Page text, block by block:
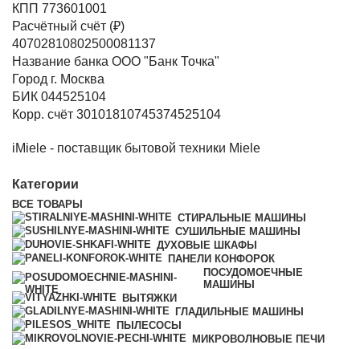
КПП 773601001
Расчётный счёт (₽)
40702810802500081137
Название банка ООО "Банк Точка"
Город г. Москва
БИК 044525104
Корр. счёт 30101810745374525104
iMiele - поставщик бытовой техники Miele
Категории
ВСЕ ТОВАРЫ
СТИРАЛЬНЫЕ МАШИНЫ
СУШИЛЬНЫЕ МАШИНЫ
ДУХОВЫЕ ШКАФЫ
ПАНЕЛИ КОНФОРОК
ПОСУДОМОЕЧНЫЕ
МАШИНЫ
ВЫТЯЖКИ
ГЛАДИЛЬНЫЕ МАШИНЫ
ПЫЛЕСОСЫ
МИКРОВОЛНОВЫЕ ПЕЧИ